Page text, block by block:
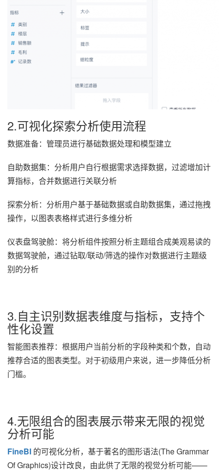
2.可视化探索分析使用流程
数据准备：管理员进行基础数据处理和模型建立
自助数据集：分析用户自行根据需求选择数据，过滤增加计
算指标，合并数据进行关联分析
探索分析：分析用户基于基础数据或自助数据集，通过拖拽
操作，以图表表格样式进行多维分析
仪表盘驾驶舱：将分析组件按照分析主题组合成美观易读的
数据驾驶舱，通过钻取/联动/筛选的操作对数据进行主题级
别的分析
3.自主识别数据表维度与指标，支持个
性化设置
智能图表推荐：根据用户当前分析的字段种类和个数，自动
推荐合适的图表类型。对于初级用户来说，进一步降低分析
门槛。
4.无限组合的图表展示带来无限的视觉
分析可能
FineBI 的可视化分析，基于著名的图形语法(The Grammar
Of Graphics)设计改良，由此供了无限的视觉分析可能——